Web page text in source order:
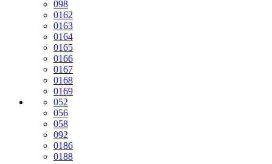
098
0162
0163
0164
0165
0166
0167
0168
0169
052
056
058
092
0186
0188